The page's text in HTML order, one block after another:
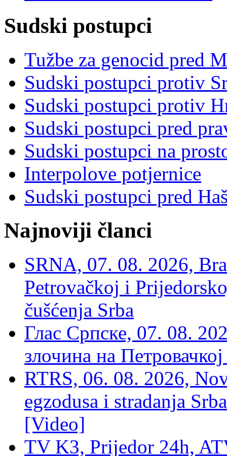
Sudski postupci
Tužbe za genocid pred
Sudski postupci protiv
Sudski postupci protiv
Sudski postupci pred
Sudski postupci na
Interpolove potjernice
Sudski postupci pred
Najnoviji članci
SRNA, 07. 08. 2026,
Petrovačkoj i
čušćenja Srba
Глас Српске, 07. 08.
злочина на
RTRS, 06. 08. 2026,
egzodusa i stradanja
[Video]
TV K3, Prijedor 24h,